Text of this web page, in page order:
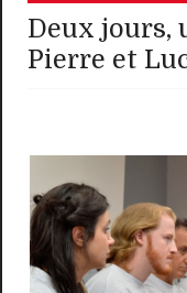
Deux jours,
Pierre et